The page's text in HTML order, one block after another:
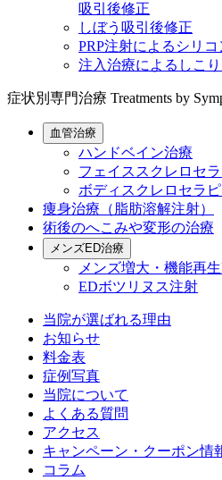
吸引後修正
しぼう吸引後修正
PRP注射によるシリ
注入治療によるしこ
症状別専門治療 Treatments by
血管治療
ハンドベイン治療
フェイススクレロセ
ボディスクレロセラ
痩身治療（脂肪溶解注射）
術後のへこみや変形の治療
メンズED治療
メンズ増大・機能再
EDボツリヌス注射
当院が選ばれる理由
お知らせ
料金表
症例写真
当院について
よくある質問
アクセス
キャンペーン・クーポン情
コラム